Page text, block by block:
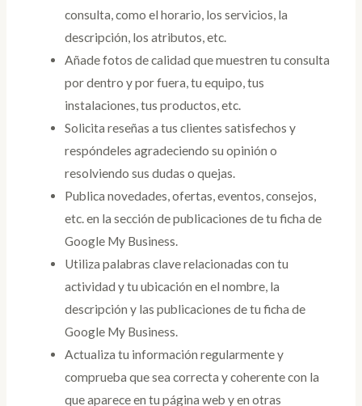
consulta, como el horario, los servicios, la
descripción, los atributos, etc.
Añade fotos de calidad que muestren tu consulta
por dentro y por fuera, tu equipo, tus
instalaciones, tus productos, etc.
Solicita reseñas a tus clientes satisfechos y
respóndeles agradeciendo su opinión o
resolviendo sus dudas o quejas.
Publica novedades, ofertas, eventos, consejos,
etc. en la sección de publicaciones de tu ficha de
Google My Business.
Utiliza palabras clave relacionadas con tu
actividad y tu ubicación en el nombre, la
descripción y las publicaciones de tu ficha de
Google My Business.
Actualiza tu información regularmente y
comprueba que sea correcta y coherente con la
que aparece en tu página web y en otras